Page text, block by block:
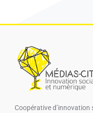
Coopérative d’innovation